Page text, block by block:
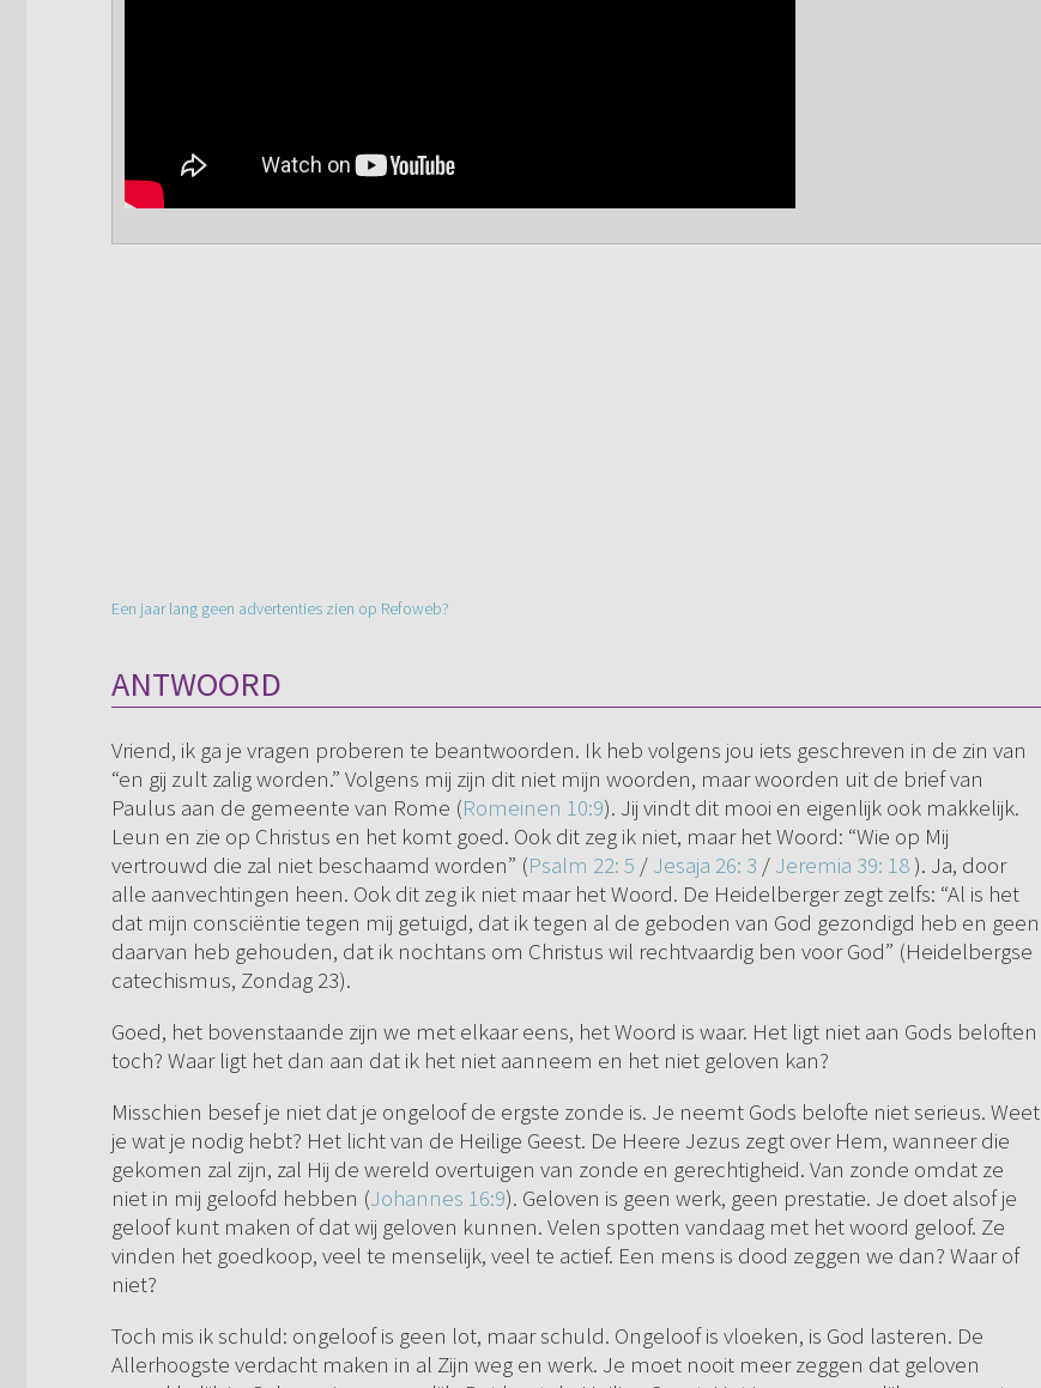
Een jaar lang geen advertenties zien op Refoweb?
ANTWOORD
Vriend, ik ga je vragen proberen te beantwoorden. Ik heb volgens jou iets geschreven in de zin van
“en gij zult zalig worden.” Volgens mij zijn dit niet mijn woorden, maar woorden uit de brief van
Paulus aan de gemeente van Rome (Romeinen 10:9). Jij vindt dit mooi en eigenlijk ook makkelijk.
Leun en zie op Christus en het komt goed. Ook dit zeg ik niet, maar het Woord: “Wie op Mij
vertrouwd die zal niet beschaamd worden” (Psalm 22: 5 / Jesaja 26: 3 / Jeremia 39: 18 ). Ja, door
alle aanvechtingen heen. Ook dit zeg ik niet maar het Woord. De Heidelberger zegt zelfs: “Al is het
dat mijn consciëntie tegen mij getuigd, dat ik tegen al de geboden van God gezondigd heb en geen
daarvan heb gehouden, dat ik nochtans om Christus wil rechtvaardig ben voor God” (Heidelbergse
catechismus, Zondag 23).
Goed, het bovenstaande zijn we met elkaar eens, het Woord is waar. Het ligt niet aan Gods beloften
toch? Waar ligt het dan aan dat ik het niet aanneem en het niet geloven kan?
Misschien besef je niet dat je ongeloof de ergste zonde is. Je neemt Gods belofte niet serieus. Weet
je wat je nodig hebt? Het licht van de Heilige Geest. De Heere Jezus zegt over Hem, wanneer die
gekomen zal zijn, zal Hij de wereld overtuigen van zonde en gerechtigheid. Van zonde omdat ze
niet in mij geloofd hebben (Johannes 16:9). Geloven is geen werk, geen prestatie. Je doet alsof je
geloof kunt maken of dat wij geloven kunnen. Velen spotten vandaag met het woord geloof. Ze
vinden het goedkoop, veel te menselijk, veel te actief. Een mens is dood zeggen we dan? Waar of
niet?
Toch mis ik schuld: ongeloof is geen lot, maar schuld. Ongeloof is vloeken, is God lasteren. De
Allerhoogste verdacht maken in al Zijn weg en werk. Je moet nooit meer zeggen dat geloven